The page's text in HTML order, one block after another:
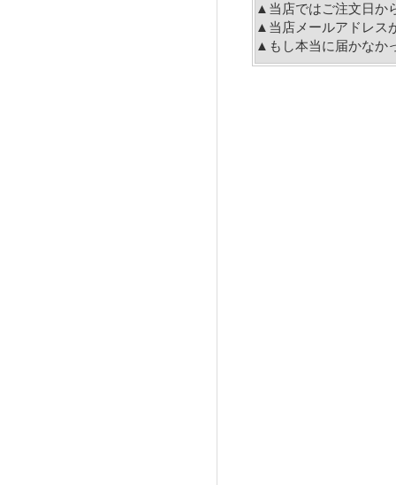
▲当店ではご注文日か
▲当店メールアドレス
▲もし本当に届かなか